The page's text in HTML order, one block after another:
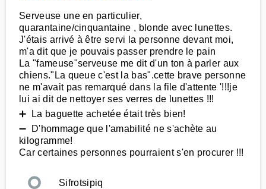
Serveuse une en particulier,
quarantaine/cinquantaine , blonde avec lunettes.
J'étais arrivé à être servi la personne devant moi,
m'a dit que je pouvais passer prendre le pain
La "fameuse"serveuse me dit d'un ton à parler aux
chiens."La queue c'est la bas".cette brave personne
ne m'avait pas remarqué dans la file d'attente '!!!je
lui ai dit de nettoyer ses verres de lunettes !!!
➕ La baguette achetée était très bien!
➖ D'hommage que l'amabilité ne s'achète au
kilogramme!
Car certaines personnes pourraient s'en procurer !!!
Sifrotsipiq